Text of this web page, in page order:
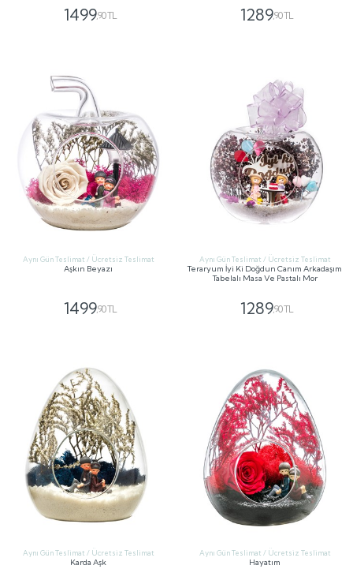
1499,90 TL 1289,90 TL
Aynı Gün Teslimat / Ücretsiz Teslimat
Aşkın Beyazı
1499,90 TL
Aynı Gün Teslimat / Ücretsiz Teslimat
Teraryum İyi Ki Doğdun Canım Arkadaşım
Tabelalı Masa Ve Pastalı Mor
1289,90 TL
Aynı Gün Teslimat / Ücretsiz Teslimat
Karda Aşk
Aynı Gün Teslimat / Ücretsiz Teslimat
Hayatım